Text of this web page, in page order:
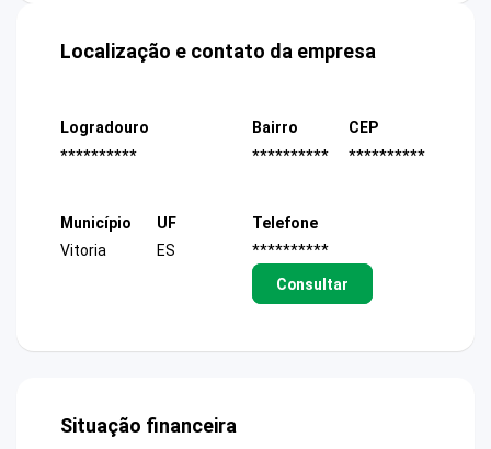
Localização e contato da empresa
Logradouro
**********
Bairro
**********
CEP
**********
Município
Vitoria
UF
ES
Telefone
**********
Consultar
Situação financeira